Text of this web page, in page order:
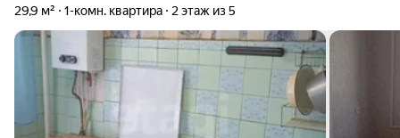
29,9 м² 1-комн. квартира 2 этаж из 5